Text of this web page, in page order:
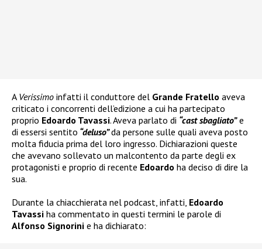
A Verissimo infatti il conduttore del Grande Fratello aveva
criticato i concorrenti dell’edizione a cui ha partecipato
proprio Edoardo Tavassi. Aveva parlato di “cast sbagliato”e
di essersi sentito “deluso”da persone sulle quali aveva posto
molta fiducia prima del loro ingresso. Dichiarazioni queste
che avevano sollevato un malcontento da parte degli ex
protagonisti e proprio di recente Edoardo ha deciso di dire la
sua.
Durante la chiacchierata nel podcast, infatti, Edoardo
Tavassi ha commentato in questi termini le parole di
Alfonso Signorini e ha dichiarato: